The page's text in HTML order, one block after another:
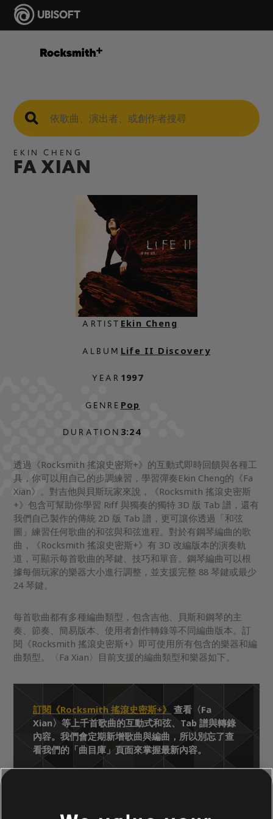
EKIN CHENG
FA XIAN
ARTIST
ALBUM
YEAR
GENRE
DURATION
Ekin Cheng
Life II Discovery
1997
Pop
3:24
透過《Rocksmith 搖滾史密斯+》的互動式即時回饋與各種工
具，你可以用自己的步調練習，學習彈奏Ekin Cheng的《Fa
Xian》。對吉他與貝斯玩家來說，《Rocksmith 搖滾史密斯
+》包含可幫助你學習 Riff 與獨奏的獨特 3D 版 Tab 譜，還有
我們自己製作的傳統 2D 版 Tab 譜，更可讓你透過「和弦
圖」練習任何歌曲的和弦與和弦進程。對於有鋼琴編曲的歌
曲，《Rocksmith 搖滾史密斯+》有 3D 改編版本的演奏軌
道，可顯示每首歌曲的琴鍵、技巧和單音。鋼琴編曲可以根
據每個玩家的樂器大小進行調整，並支援完整 88 琴鍵或最少
24 琴鍵。
每首歌曲都有多種編曲類型，包含吉他、貝斯和鋼琴的主
奏、節奏、簡易版本、使用者創作轉錄等不同編曲版本。訂
閱《Rocksmith 搖滾史密斯+》即可使用所有包含的樂器和編
曲類型。〈Fa Xian〉目前支援的編曲類型和樂器如下。
訂閱《Rocksmith 搖滾史密斯+》 查看〈Fa
Xian〉等上千首歌曲的互動式和弦、Tab 譜與轉錄
內容。我們會定期新增歌曲與編曲，所以別忘了查
看我們的「曲目庫」頁面來掌握最新內容。